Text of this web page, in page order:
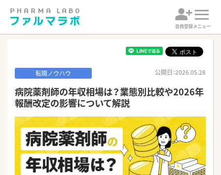
会員登録メニュー
転職ノウハウ 公開日：2026.05.28
病院薬剤師の年収相場は？業態別比較や2026年
報酬改定の影響について解説